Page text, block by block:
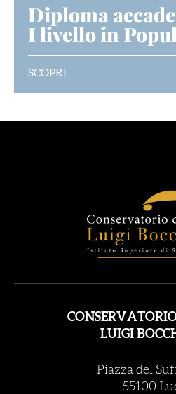
Diploma
I livello in
SCOPRI
LUIGI
Piazza del
55100